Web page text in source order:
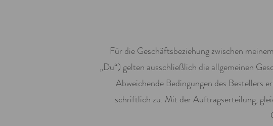
Für die Geschäftsbeziehung zwischen
„Du“) gelten ausschließlich die allgemeinen
Abweichende Bedingungen des Bestellers
schriftlich zu. Mit der Auftragserteilung,